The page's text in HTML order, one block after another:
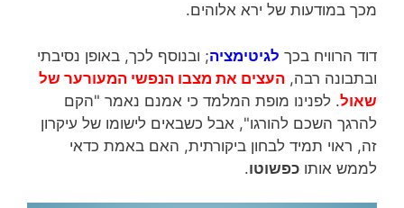
מכך במודעות של ירא אלוהים.
דוד הרוויח בכך לגיטימציה; ובנוסף לכך, באופן נסיבתי
ובתבונה רבה, העצים את מצבו הנפשי המעורער של
שאול. לפנינו מופת המלמד כי אמנם נאמר "הקם
להרגך השכם להורגו", אבל כשבאים לישומו של עיקרון
זה, ראוי תמיד לבחון ביקורתית, האם באמת כדאי
לממש אותו כפשוטו.